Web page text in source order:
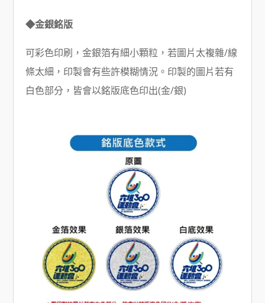
◆金銀銘版
可彩色印刷，金銀箔有細小顆粒，若圖片太複雜/線
條太細，印製會有些許模糊情況。印製的圖片若有
白色部分，皆會以銘版底色印出(金/銀)